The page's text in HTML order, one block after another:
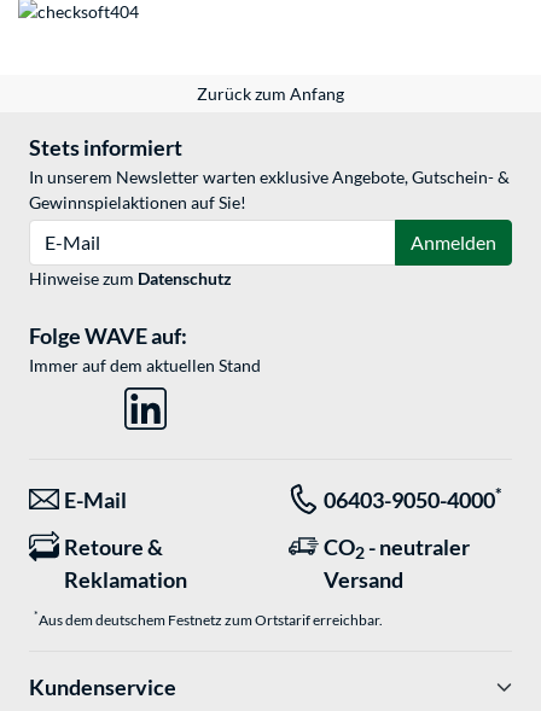
Zurück zum Anfang
Stets informiert
In unserem Newsletter warten exklusive Angebote, Gutschein- &
Gewinnspielaktionen auf Sie!
Anmelden
Hinweise zum Datenschutz
Folge WAVE auf:
Immer auf dem aktuellen Stand
E-Mail 06403-9050-4000*
Retoure &
Reklamation
CO2 - neutraler
Versand
*Aus dem deutschem Festnetz zum Ortstarif erreichbar.
Kundenservice